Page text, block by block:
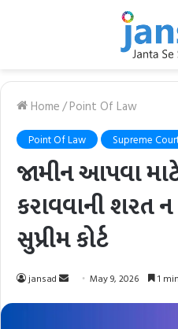
Home/Point Of Law
Point Of Law Supreme
જામીન આપવા
કરાવવાની શરત
સુપ્રીમ કોર્ટ
jansad
Send May 9, 2026 1